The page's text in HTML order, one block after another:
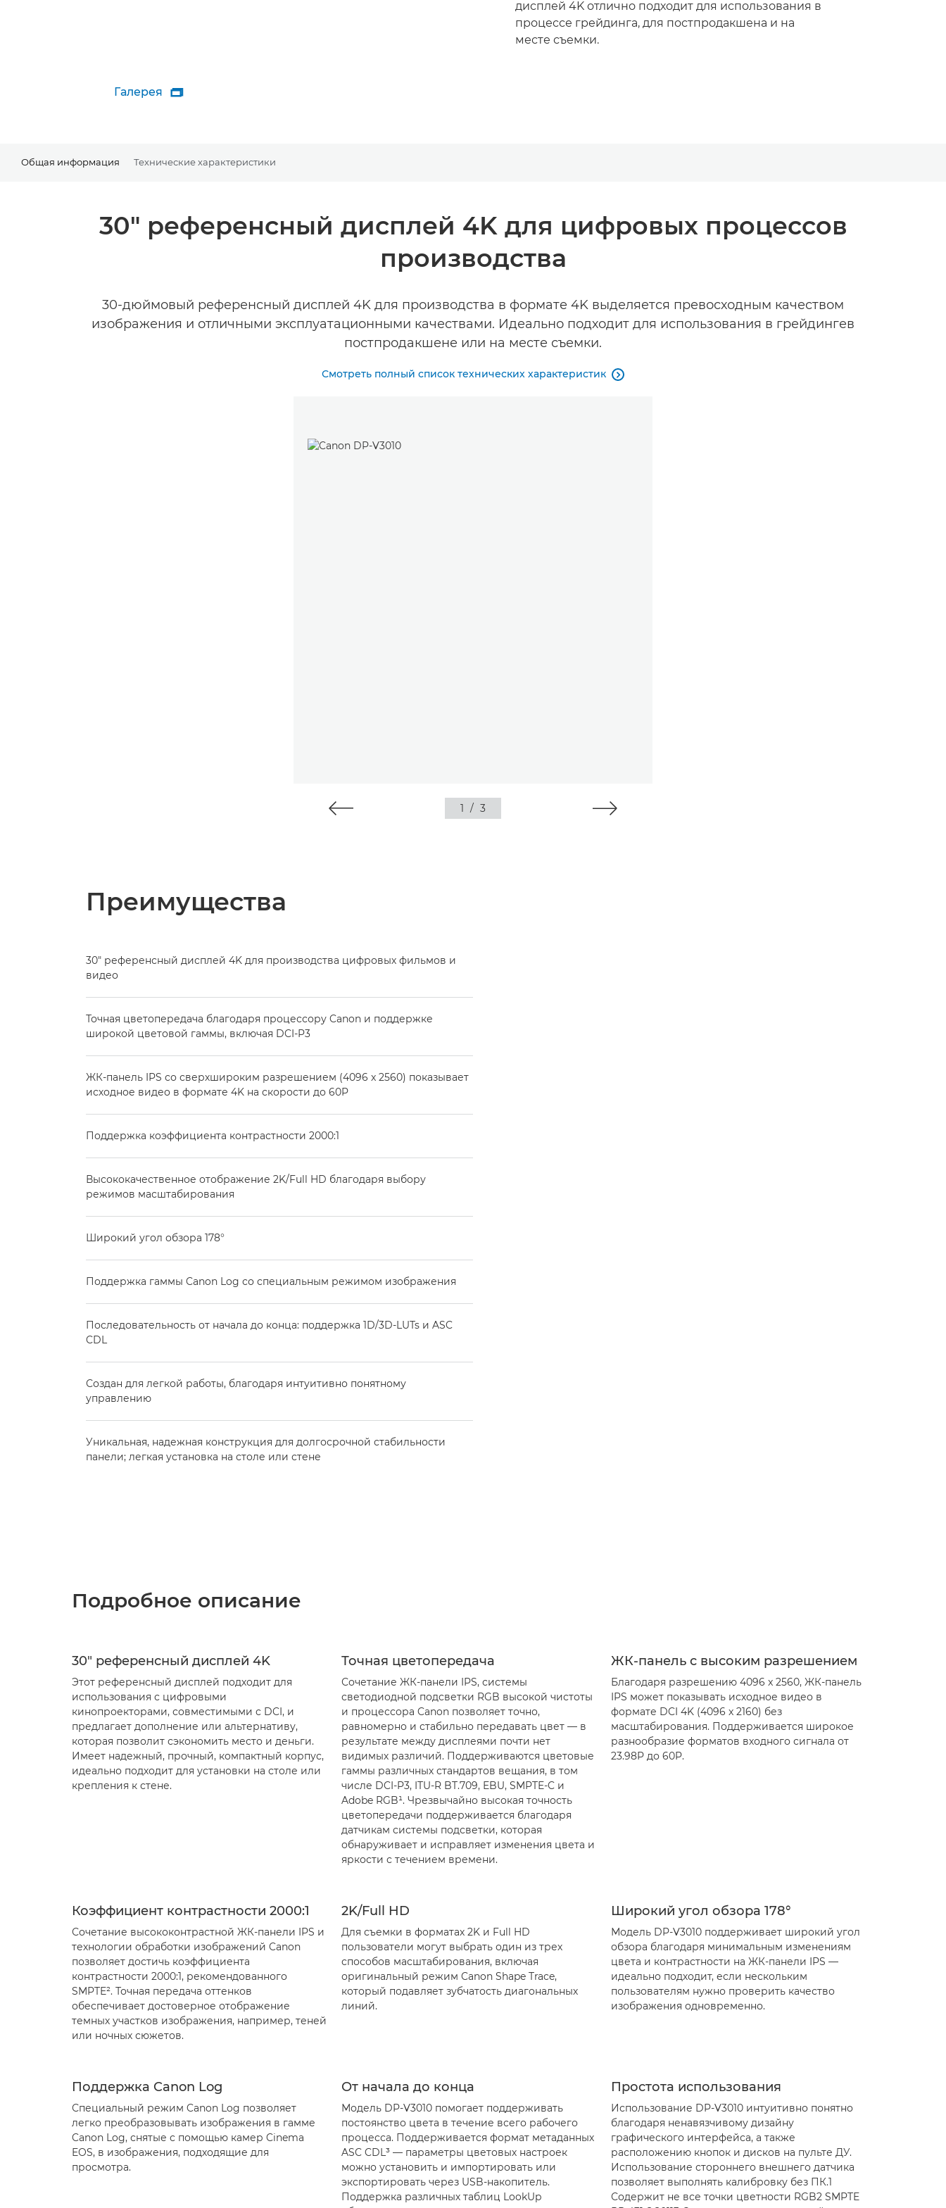
Галерея 
дисплей 4K отлично подходит для использования в
процессе грейдинга, для постпродакшена и на
месте съемки.
Общая информация Технические характеристики
30" референсный дисплей 4K для цифровых процессов
производства
30-дюймовый референсный дисплей 4K для производства в формате 4K выделяется превосходным качеством
изображения и отличными эксплуатационными качествами. Идеально подходит для использования в грейдингев
постпродакшене или на месте съемки.
Смотреть полный список технических характеристик 
1 / 3
Преимущества
30" референсный дисплей 4K для производства цифровых фильмов и
видео
Точная цветопередача благодаря процессору Canon и поддержке
широкой цветовой гаммы, включая DCI-P3
ЖК-панель IPS со сверхшироким разрешением (4096 x 2560) показывает
исходное видео в формате 4K на скорости до 60P
Поддержка коэффициента контрастности 2000:1
Высококачественное отображение 2K/Full HD благодаря выбору
режимов масштабирования
Широкий угол обзора 178°
Поддержка гаммы Canon Log со специальным режимом изображения
Последовательность от начала до конца: поддержка 1D/3D-LUTs и ASC
CDL
Создан для легкой работы, благодаря интуитивно понятному
управлению
Уникальная, надежная конструкция для долгосрочной стабильности
панели; легкая установка на столе или стене
Подробное описание
30" референсный дисплей 4K
Этот референсный дисплей подходит для
использования с цифровыми
кинопроекторами, совместимыми с DCI, и
предлагает дополнение или альтернативу,
которая позволит сэкономить место и деньги.
Имеет надежный, прочный, компактный корпус,
идеально подходит для установки на столе или
крепления к стене.
Точная цветопередача
Сочетание ЖК-панели IPS, системы
светодиодной подсветки RGB высокой чистоты
и процессора Canon позволяет точно,
равномерно и стабильно передавать цвет — в
результате между дисплеями почти нет
видимых различий. Поддерживаются цветовые
гаммы различных стандартов вещания, в том
числе DCI-P3, ITU-R BT.709, EBU, SMPTE-C и
Adobe RGB¹. Чрезвычайно высокая точность
цветопередачи поддерживается благодаря
датчикам системы подсветки, которая
обнаруживает и исправляет изменения цвета и
яркости с течением времени.
ЖК-панель с высоким разрешением
Благодаря разрешению 4096 x 2560, ЖК-панель
IPS может показывать исходное видео в
формате DCI 4K (4096 x 2160) без
масштабирования. Поддерживается широкое
разнообразие форматов входного сигнала от
23.98P до 60P.
Коэффициент контрастности 2000:1
Сочетание высококонтрастной ЖК-панели IPS и
технологии обработки изображений Canon
позволяет достичь коэффициента
контрастности 2000:1, рекомендованного
SMPTE². Точная передача оттенков
обеспечивает достоверное отображение
темных участков изображения, например, теней
или ночных сюжетов.
2K/Full HD
Для съемки в форматах 2K и Full HD
пользователи могут выбрать один из трех
способов масштабирования, включая
оригинальный режим Canon Shape Trace,
который подавляет зубчатость диагональных
линий.
Широкий угол обзора 178°
Модель DP-V3010 поддерживает широкий угол
обзора благодаря минимальным изменениям
цвета и контрастности на ЖК-панели IPS —
идеально подходит, если нескольким
пользователям нужно проверить качество
изображения одновременно.
Поддержка Canon Log
Специальный режим Canon Log позволяет
легко преобразовывать изображения в гамме
Canon Log, снятые с помощью камер Cinema
EOS, в изображения, подходящие для
просмотра.
От начала до конца
Модель DP-V3010 помогает поддерживать
постоянство цвета в течение всего рабочего
процесса. Поддерживается формат метаданных
ASC CDL³ — параметры цветовых настроек
можно установить и импортировать или
экспортировать через USB-накопитель.
Поддержка различных таблиц LookUp
Простота использования
Использование DP-V3010 интуитивно понятно
благодаря ненавязчивому дизайну
графического интерфейса, а также
расположению кнопок и дисков на пульте ДУ.
Использование стороннего внешнего датчика
позволяет выполнять калибровку без ПК.1
Содержит не все точки цветности RGB2 SMPTE